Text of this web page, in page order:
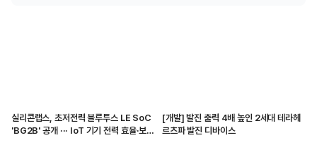
실리콘랩스, 초저전력 블루투스 LE SoC
'BG2B' 공개 ··· IoT 기기 전력 효율·보안
[개발] 발진 출력 4배 높인 2세대 테라헤
르츠파 발진 디바이스